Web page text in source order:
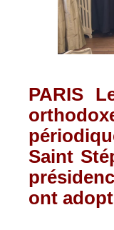
PARIS
Saint
ont